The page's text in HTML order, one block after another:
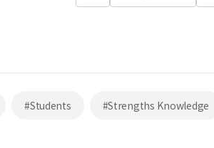
#Students #Strengths Knowledge